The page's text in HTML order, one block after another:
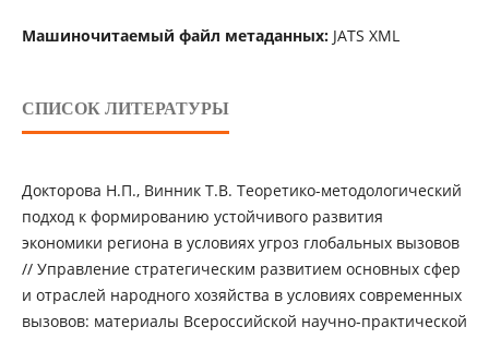
Машиночитаемый файл метаданных:JATS XML
СПИСОК ЛИТЕРАТУРЫ
Докторова Н.П., Винник Т.В. Теоретико-методологический
подход к формированию устойчивого развития
экономики региона в условиях угроз глобальных вызовов
// Управление стратегическим развитием основных сфер
и отраслей народного хозяйства в условиях современных
вызовов: материалы Всероссийской научно-практической